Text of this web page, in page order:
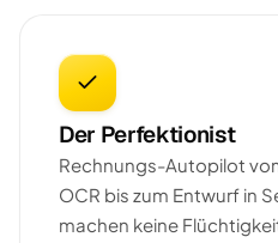
Der Perfektionist
Rechnungs-Autopilot
OCR bis zum Entwurf in
machen keine